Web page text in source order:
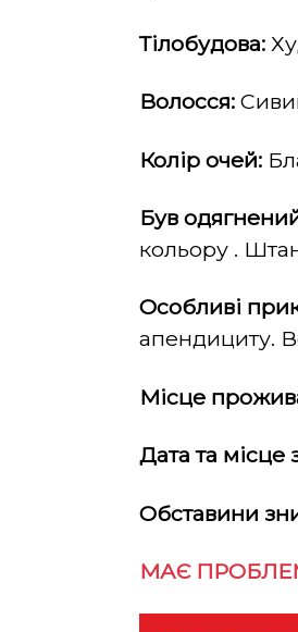
Тілобудова:
Волосся:
Колір очей:
Був
кольору .
Особливі
апендициту.
Місце
Дата та місце
Обставини
МАЄ